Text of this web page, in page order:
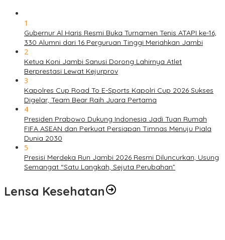
1
Gubernur Al Haris Resmi Buka Turnamen Tenis ATAPI ke-16,
330 Alumni dari 16 Perguruan Tinggi Meriahkan Jambi
2
Ketua Koni Jambi Sanusi Dorong Lahirnya Atlet
Berprestasi Lewat Kejurprov
3
Kapolres Cup Road To E-Sports Kapolri Cup 2026 Sukses
Digelar, Team Bear Raih Juara Pertama
4
Presiden Prabowo Dukung Indonesia Jadi Tuan Rumah
FIFA ASEAN dan Perkuat Persiapan Timnas Menuju Piala
Dunia 2030
5
Presisi Merdeka Run Jambi 2026 Resmi Diluncurkan, Usung
Semangat “Satu Langkah, Sejuta Perubahan”
Lensa Kesehatan